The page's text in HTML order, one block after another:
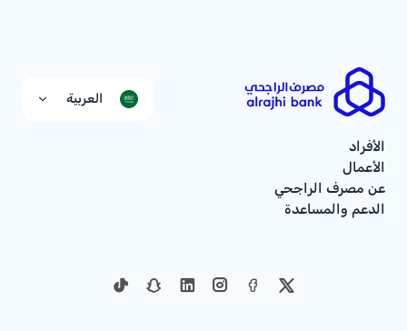
العربية
الأفراد
الأعمال
عن مصرف الراجحي
الدعم والمساعدة